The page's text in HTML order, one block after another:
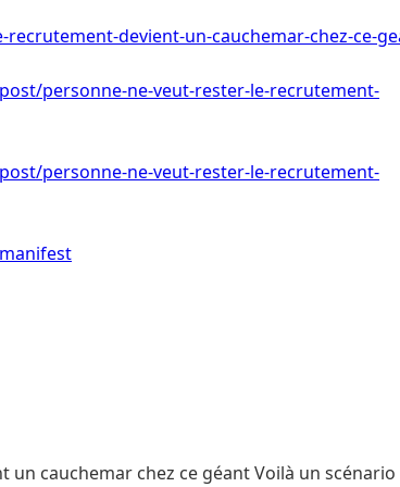
devient-un-cauchemar-chez-ce-
personne-ne-veut-rester-le-recrutement-
personne-ne-veut-rester-le-recrutement-
cauchemar chez ce géant Voilà un scénario